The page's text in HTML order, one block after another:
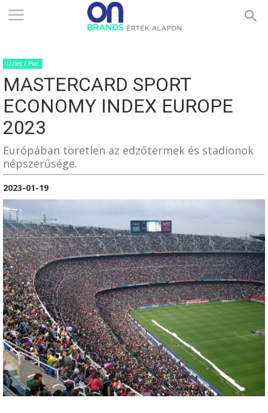
ONBRANDS
–
ÉRTÉK
ALAPON
Üzlet / Piac
MASTERCARD SPORT
ECONOMY INDEX EUROPE
2023
Európában töretlen az edzőtermek és stadionok
népszerűsége.
2023-01-19